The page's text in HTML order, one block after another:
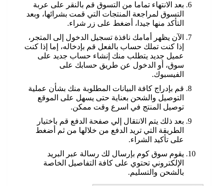
بعد الانتهاء تماما من التسوق قم بالنقر على عربة
التسوق لمراجعة المنتجات التي قمت بشرائها، وبعد
التأكد منها جيدا، أضغط على زر شراء.
الآن يظهر أمامك نافذة تسجيل الدخول إلى المتجر،
إذا كنت تملك حساب بالفعل قم بإدخاله، إما إذا كنت
عميل جديد يتطلب منك إنشاء حساب جديد على
سوق، أو الدخول عن طريق حسابك على
الفيسبوك.
قم بإدراج كافة البيانات المطلوبة منك بشأن عملية
التوصيل والشحن بعناية حتى يسهل على الموقع
توصيل المنتج في اسرع وقت ممكن.
بعد ذلك يتم الانتقال إلي صفحة الدفع قم باختيار
الطريقة التي تريد الدفع من خلالها من ثم أضغط
على تأكيد الشراء.
يقوم سوق كوم بإرسال لك رسالة عبر البريد
الإلكتروني تحتوي على كافة التفاصيل الخاصة
بالشحن والتسليم.